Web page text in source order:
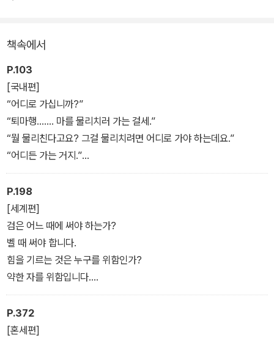
판을 통하여 찐팬 독자들은 진한 향수와 함께 다시 한번 인생 소설 ‘퇴
마록’이 주는 재미에 푹 빠져들게 될 것이다.
책속에서
P.103
[국내편]
“어디로 가십니까?”
“퇴마행……. 마를 물리치러 가는 걸세.”
“뭘 물리친다고요? 그걸 물리치려면 어디로 가야 하는데요.”
“어디든 가는 거지.”
현암은 정색을 했다.
“그러면 오늘 같은 일을 막을 수 있는 겁니까?”
박 신부는 조용히, 확신에 가득 찬 어조로 말했다.
“그렇다네.”_1권
P.198
[세계편]
검은 어느 때에 써야 하는가?
벨 때 써야 합니다.
힘을 기르는 것은 누구를 위함인가?
약한 자를 위함입니다.
명예와 영광과 생명 중 무엇이 가장 중요한가?
생명입니다._2권
P.372
[혼세편]